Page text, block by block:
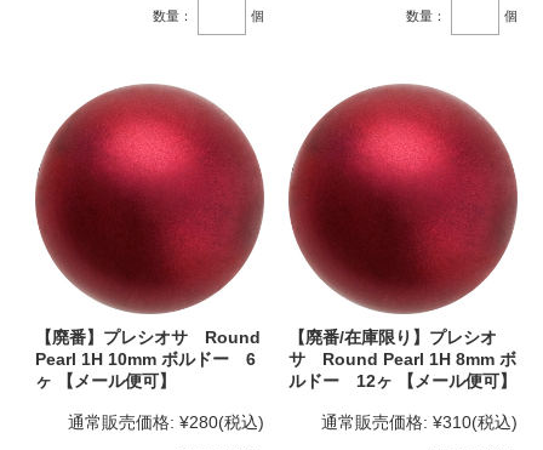
数量： 個 数量： 個
【廃番】プレシオサ Round
Pearl 1H 10mm ボルドー 6
ヶ 【メール便可】
通常販売価格: ¥280(税込)
【廃番/在庫限り】プレシオ
サ Round Pearl 1H 8mm ボ
ルドー 12ヶ 【メール便可】
通常販売価格: ¥310(税込)